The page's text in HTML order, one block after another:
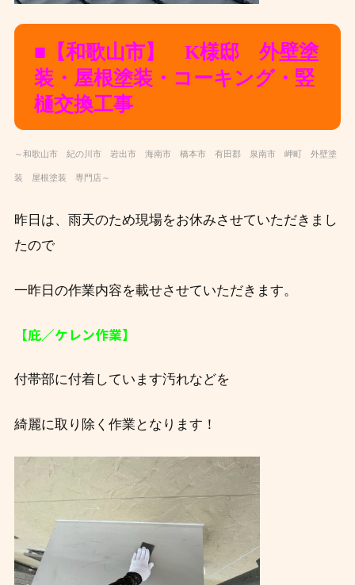
■【和歌山市】 K様邸 外壁塗
装・屋根塗装・コーキング・竪
樋交換工事
～和歌山市 紀の川市 岩出市 海南市 橋本市 有田郡 泉南市 岬町 外壁塗
装 屋根塗装 専門店～
昨日は、雨天のため現場をお休みさせていただきまし
たので
一昨日の作業内容を載せさせていただきます。
【庇／ケレン作業】
付帯部に付着しています汚れなどを
綺麗に取り除く作業となります！